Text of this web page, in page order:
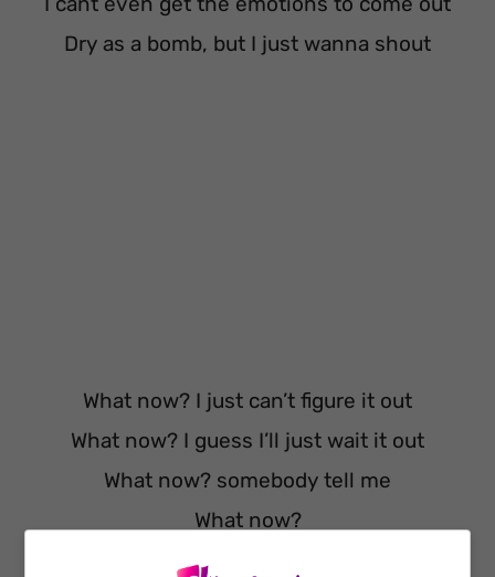
Dry as a bomb, but I just wanna shout
What now? I just can’t figure it out
What now? I guess I’ll just wait it out
What now? somebody tell me
What now?